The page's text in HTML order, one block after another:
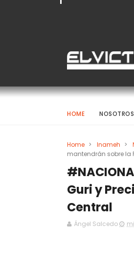
HOME NOSOTROS
Home > Inameh >
mantendrán sobre la
Guri y
Central
Ángel Salcedo